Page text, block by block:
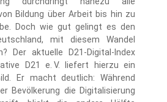
Bildung über Arbeit bis hin zu
Doch wie gut gelingt es den
mit diesem Wandel
Der aktuelle D21-Digital-Index
D21 e. V. liefert hierzu ein
Er macht deutlich: Während
Bevölkerung die Digitalisierung